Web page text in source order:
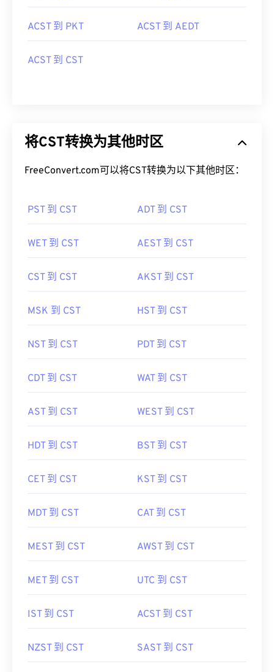
ACST 到 PKT ACST 到 AEDT
ACST 到 CST
将CST转换为其他时区
FreeConvert.com可以将CST转换为以下其他时区：
PST 到 CST ADT 到 CST
WET 到 CST AEST 到 CST
CST 到 CST AKST 到 CST
MSK 到 CST HST 到 CST
NST 到 CST PDT 到 CST
CDT 到 CST WAT 到 CST
AST 到 CST WEST 到 CST
HDT 到 CST BST 到 CST
CET 到 CST KST 到 CST
MDT 到 CST CAT 到 CST
MEST 到 CST AWST 到 CST
MET 到 CST UTC 到 CST
IST 到 CST ACST 到 CST
NZST 到 CST SAST 到 CST